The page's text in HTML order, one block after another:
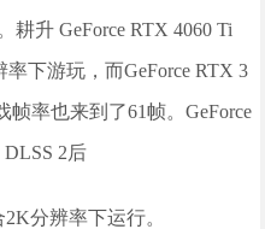
耕升 GeForce RTX 4060 Ti
下游玩，而GeForce RTX 3
帧率也来到了61帧。GeForce
2后
分辨率下运行。